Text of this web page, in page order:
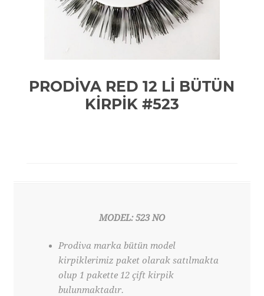
PRODİVA RED 12 Lİ BÜTÜN
KİRPİK #523
MODEL: 523 NO
Prodiva marka bütün model
kirpiklerimiz paket olarak satılmakta
olup 1 pakette 12 çift kirpik
bulunmaktadır.